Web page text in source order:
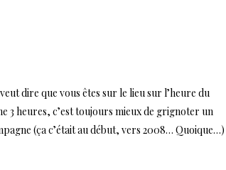
dire que vous êtes sur le lieu sur l’heure du
3 heures, c’est toujours mieux de grignoter un
(ça c’était au début, vers 2008… Quoique…)